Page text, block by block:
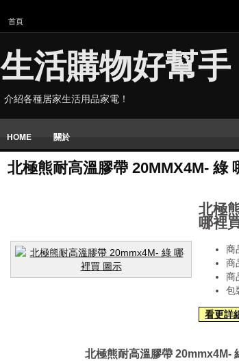
首頁
生活購物好幫手
介紹各種居家生活用品家電！
HOME 關於
北極熊耐高溫膠帶 20MMX4M- 綠
北極
哪裡
商
商
商
包
看更詳
北極熊耐高溫膠帶 20mmx4M-